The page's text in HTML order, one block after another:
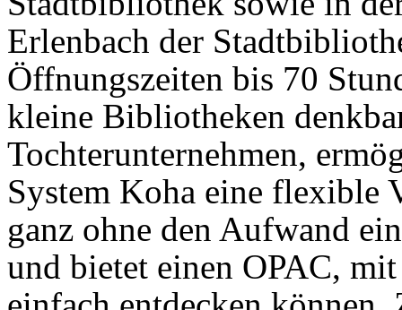
Erlenbach der
Öffnungszeiten bis 70
kleine Bibliotheken
Tochterunternehmen,
System Koha eine flexible
ganz ohne den Aufwand
und bietet einen OPAC,